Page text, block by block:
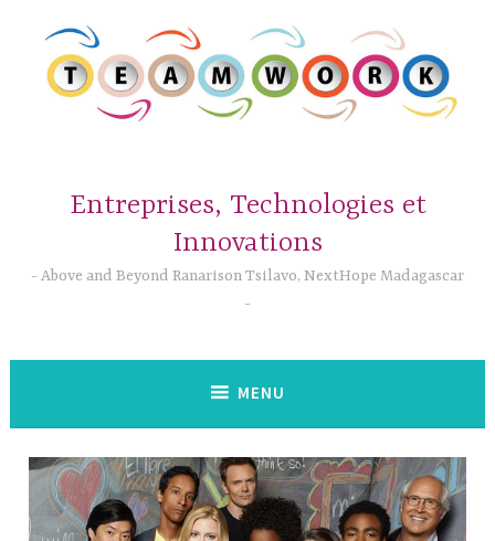
contenu
principal
Entreprises, Technologies et
Innovations
Above and Beyond Ranarison Tsilavo, NextHope Madagascar
MENU